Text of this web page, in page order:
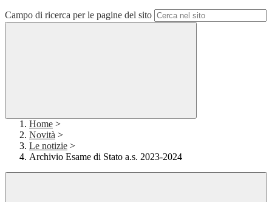
Campo di ricerca per le pagine del sito
Home >
Novità >
Le notizie >
Archivio Esame di Stato a.s. 2023-2024